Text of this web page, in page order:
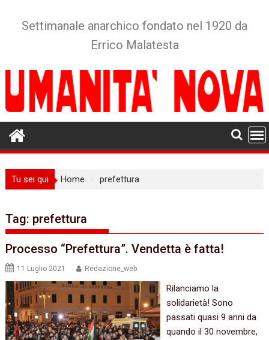
Settimanale anarchico fondato nel 1920 da
Errico Malatesta
Tu sei qui Home prefettura
Tag: prefettura
Processo “Prefettura”. Vendetta è fatta!
11 Luglio 2021 Redazione_web
Rilanciamo la
solidarietà! Sono
passati quasi 9 anni da
quando il 30 novembre,